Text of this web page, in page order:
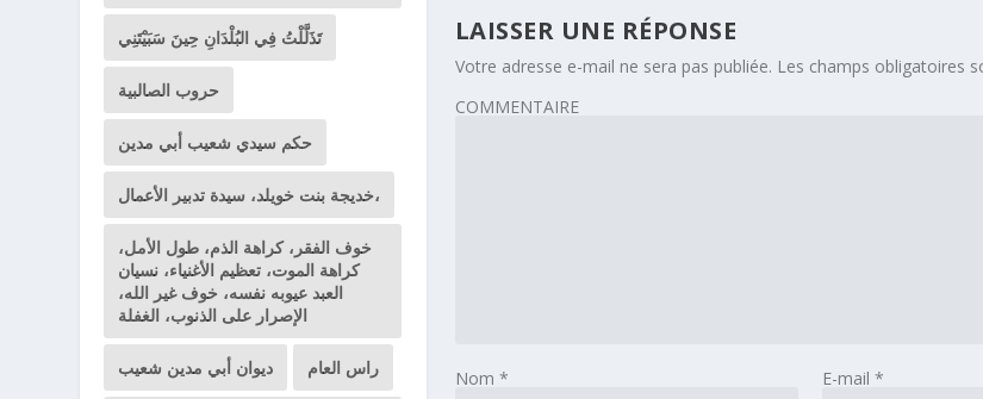
LAISSER UNE RÉPONSE
Votre adresse e-mail ne sera pas publiée. Les champs obligatoires
COMMENTAIRE
Nom * E-mail *
تَذَلَّلْتُ فِي البُلْدَانِ حِينَ سَبَيْتَنِي
حروب الصالبية
حكم سيدي شعيب أبي مدين
خديجة بنت خويلد، سيدة تدبير الأعمال،
خوف الفقر، كراهة الذم، طول الأمل،
كراهة الموت، تعظيم الأغنياء، نسيان
العبد عيوبه نفسه، خوف غير الله،
الإصرار على الذنوب، الغفلة
ديوان أبي مدين شعيب راس العام